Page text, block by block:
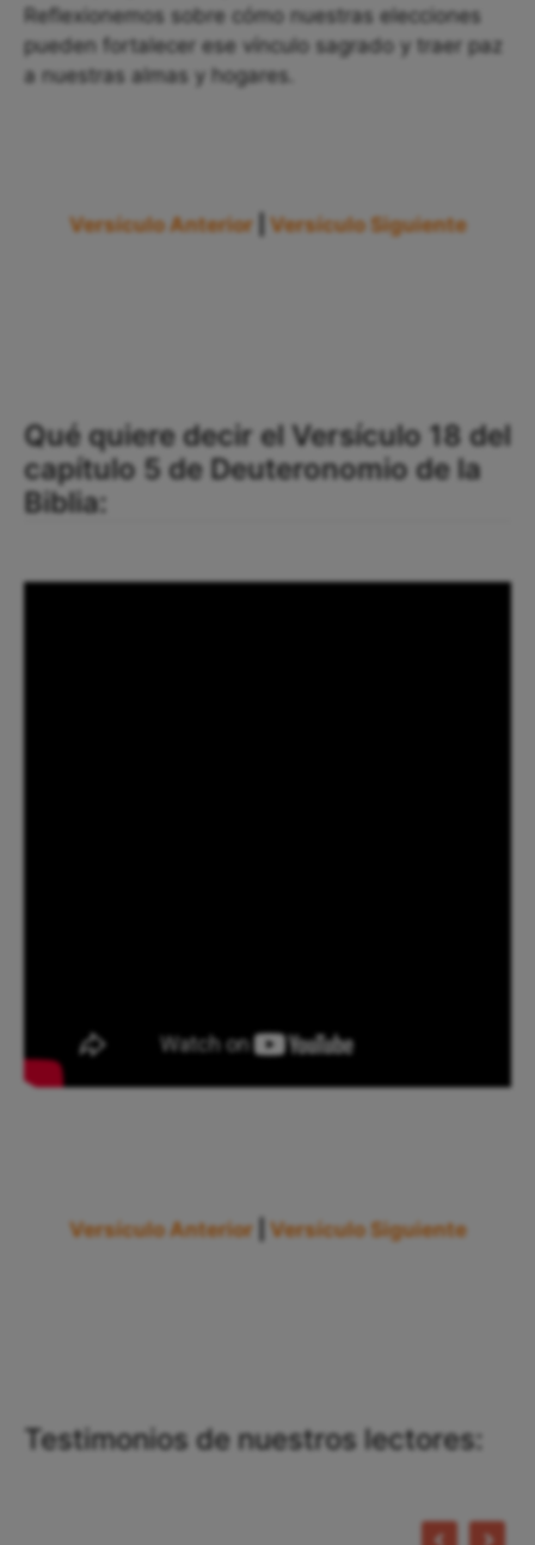
Reflexionemos sobre cómo nuestras elecciones
pueden fortalecer ese vínculo sagrado y traer paz
a nuestras almas y hogares.
Versículo Anterior Versículo Siguiente
Qué quiere decir el Versículo 18 del
capítulo 5 de Deuteronomio de la
Biblia:
Versículo Anterior Versículo Siguiente
Testimonios de nuestros lectores: